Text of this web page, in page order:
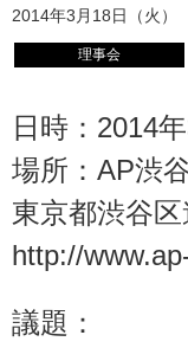
2014年3月18日（火）
理事会
日時：2014
場所：AP
東京都渋谷
http://
議題：